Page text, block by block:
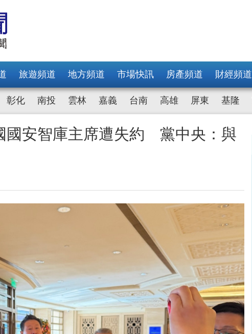
旅遊頻道 地方頻道 市場快訊 房產頻道 財經頻道
彰化 南投 雲林 嘉義 台南 高雄 屏東 基隆
安智庫主席遭失約 黨中央：與